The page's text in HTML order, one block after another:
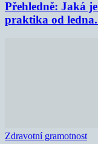
Přehledně: Jaká
praktika od
Zdravotní gramotnost